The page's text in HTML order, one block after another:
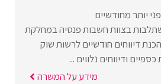
יותר מחודשיים
בצוות חשבות פנסיה במחלקת
דיווחים חודשיים לרשות שוק
ודיווחים נלווים ...
מידע על המשרה